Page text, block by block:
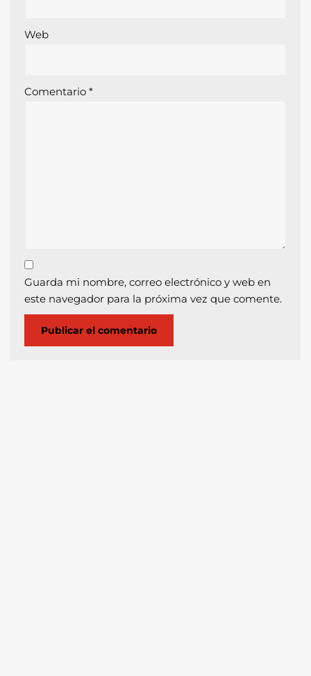
Web
Comentario *
Guarda mi nombre, correo electrónico y web en
este navegador para la próxima vez que comente.